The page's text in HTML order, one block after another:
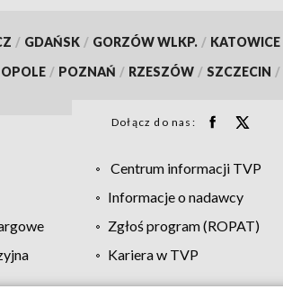
/ GDAŃSK / GORZÓW WLKP. / KATOWICE
OPOLE / POZNAŃ / RZESZÓW / SZCZECIN /
Dołącz do nas:
Centrum informacji TVP
Informacje o nadawcy
Zgłoś program (ROPAT)
Kariera w TVP